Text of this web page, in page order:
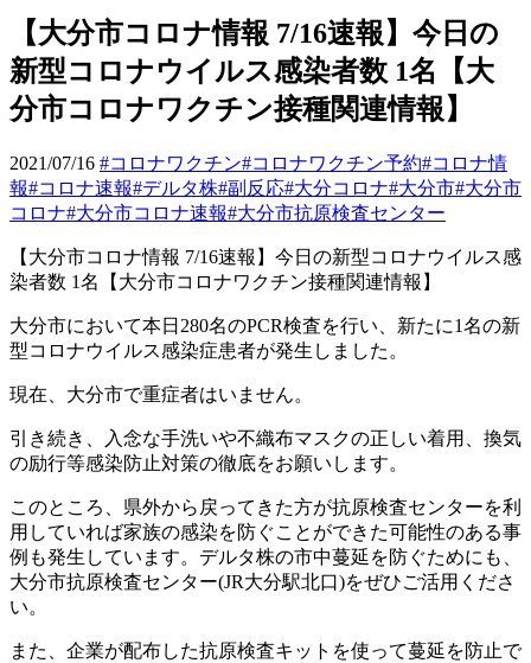
【大分市コロナ情報 7/16速報】今日の
新型コロナウイルス感染者数 1名【大
分市コロナワクチン接種関連情報】
2021/07/16 #コロナワクチン#コロナワクチン予約#コロナ情
報#コロナ速報#デルタ株#副反応#大分コロナ#大分市#大分市
コロナ#大分市コロナ速報#大分市抗原検査センター
【大分市コロナ情報 7/16速報】今日の新型コロナウイルス感
染者数 1名【大分市コロナワクチン接種関連情報】
大分市において本日 280名のPCR検査を行い、新たに1名の新
型コロナウイルス感染症患者が発生しました。
現在、大分市で重症者はいません。
引き続き、入念な手洗いや不織布マスクの正しい着用、換気
の励行等感染防止対策の徹底をお願いします。
このところ、県外から戻ってきた方が抗原検査センターを利
用していれば家族の感染を防ぐことができた可能性のある事
例も発生しています。デルタ株の市中蔓延を防ぐためにも、
大分市抗原検査センター(JR大分駅北口)をぜひご活用くださ
い。
また、企業が配布した抗原検査キットを使って蔓延を防止で